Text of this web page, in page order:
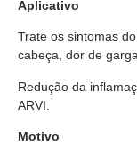
Aplicativo
Trate os sintomas
cabeça, dor de
Redução da
ARVI.
Motivo